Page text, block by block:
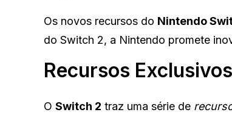
Os novos recursos do Nintendo
do Switch 2, a Nintendo promete
Recursos
O Switch 2 traz uma série de